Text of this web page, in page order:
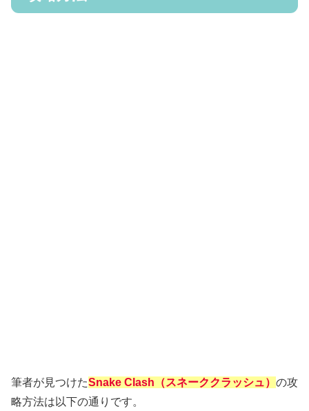
筆者が見つけたSnake Clash（スネーククラッシュ） の攻
略方法は以下の通りです。